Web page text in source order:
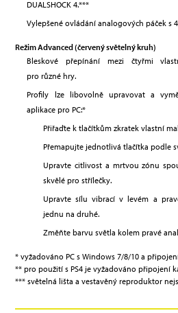
DUALSHOCK 4.***
Vylepšené ovládání analogových páček s
Režim Advanced (červený světelný kruh)
Bleskové přepínání mezi čtyřmi
pro různé hry.
Profily lze libovolně upravovat a
aplikace pro PC:*
Přiřaďte k tlačítkům zkratek vlastní
Přemapujte jednotlivá tlačítka podle
Upravte citlivost a mrtvou zónu
skvělé pro střílečky.
Upravte sílu vibrací v levém a
jednu na druhé.
Změňte barvu světla kolem pravé
* vyžadováno PC s Windows 7/8/10 a
** pro použití s PS4 je vyžadováno připojení
*** světelná lišta a vestavěný reproduktor